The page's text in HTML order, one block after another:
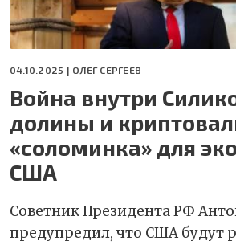
04.10.2025 | ОЛЕГ СЕРГЕЕВ
Война внутри
долины и
«соломинка» для
США
Советник Президента РФ
предупредил, что США будут